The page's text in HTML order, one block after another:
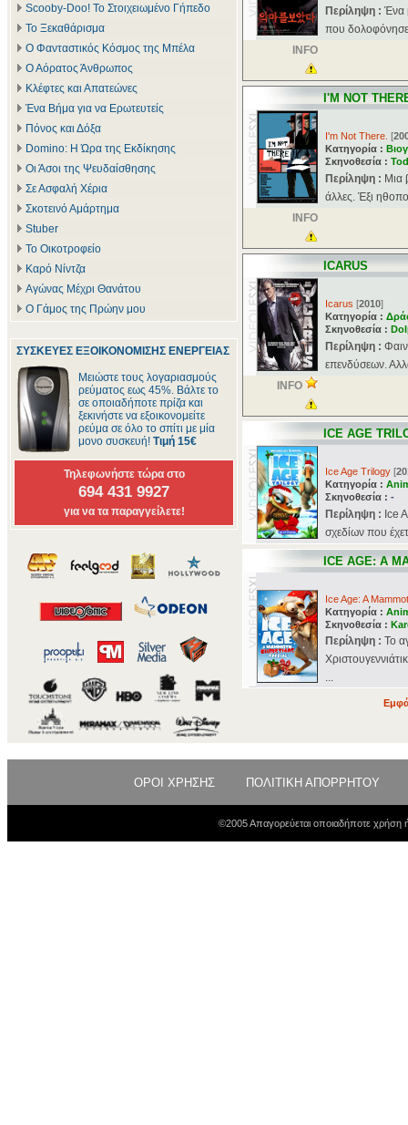
Scooby-Doo! Το Στοιχειωμένο Γήπεδο
Το Ξεκαθάρισμα
Ο Φανταστικός Κόσμος της Μπέλα
Ο Αόρατος Άνθρωπος
Κλέφτες και Απατεώνες
Ένα Βήμα για να Ερωτευτείς
Πόνος και Δόξα
Domino: Η Ώρα της Εκδίκησης
Οι Άσοι της Ψευδαίσθησης
Σε Ασφαλή Χέρια
Σκοτεινό Αμάρτημα
Stuber
Το Οικοτροφείο
Καρό Νίντζα
Αγώνας Μέχρι Θανάτου
Ο Γάμος της Πρώην μου
ΣΥΣΚΕΥΕΣ ΕΞΟΙΚΟΝΟΜΙΣΗΣ ΕΝΕΡΓΕΙΑΣ
Μειώστε τους λογαριασμούς
ρεύματος εως 45%. Βάλτε το
σε οποιαδήποτε πρίζα και
ξεκινήστε να εξοικονομείτε
ρεύμα σε όλο το σπίτι με μία
μονο συσκευή! Τιμή 15€
Τηλεφωνήστε τώρα στο
694 431 9927
για να τα παραγγείλετε!
Περίληψη : Ένα
που δολοφόνησε
INFO
I'M NOT
I'm Not There. [
Κατηγορία :
Σκηνοθεσία :
Περίληψη : Μια
άλλες. Έξι
INFO
ICARUS
Icarus [2010]
Κατηγορία :
Σκηνοθεσία :
Περίληψη :
επενδύσεων.
INFO
ICE AGE
Ice Age Trilogy [
Κατηγορία :
Σκηνοθεσία : -
Περίληψη : Ιce
σχεδίων που
ICE AGE: A
Ice Age: A
Κατηγορία :
Σκηνοθεσία :
Περίληψη : Το
...
ΟΡΟΙ ΧΡΗΣΗΣ ΠΟΛΙΤΙΚΗ ΑΠΟΡΡΗΤΟΥ
©2005 Απαγορεύεται οποιαδήποτε χρήση